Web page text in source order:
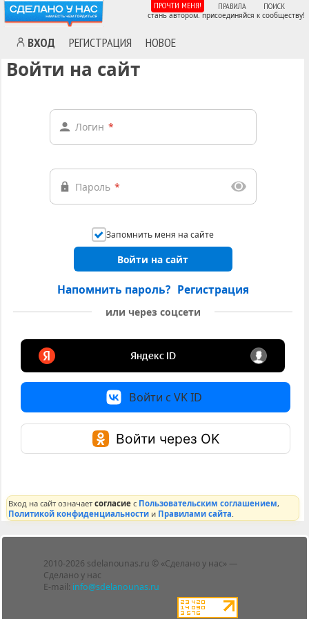
ВХОД РЕГИСТРАЦИЯ НОВОЕ
ПРОЧТИ МЕНЯ! ПРАВИЛА ПОИСК
стань автором. присоединяйся к сообществу!
Войти на сайт
Логин *
Пароль *
Запомнить меня на сайте
Войти на сайт
Напомнить пароль? Регистрация
или через соцсети
Войти с VK ID
Войти через OK
Вход на сайт означаетсогласие с Пользовательским соглашением,
Политикой конфиденциальности и Правилами сайта
2010-2026 sdelanounas.ru © «Сделано у нас» —
Сделано у нас
E-mail: info@sdelanounas.ru
Блоги
Люди
Политика